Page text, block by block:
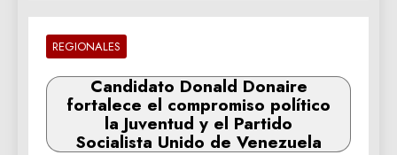
REGIONALES
Candidato Donald Donaire
fortalece el compromiso político
la Juventud y el Partido
Socialista Unido de Venezuela